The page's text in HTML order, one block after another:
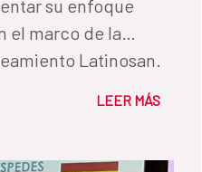
su enfoque
el marco de la
Latinosan.
LEER MÁS